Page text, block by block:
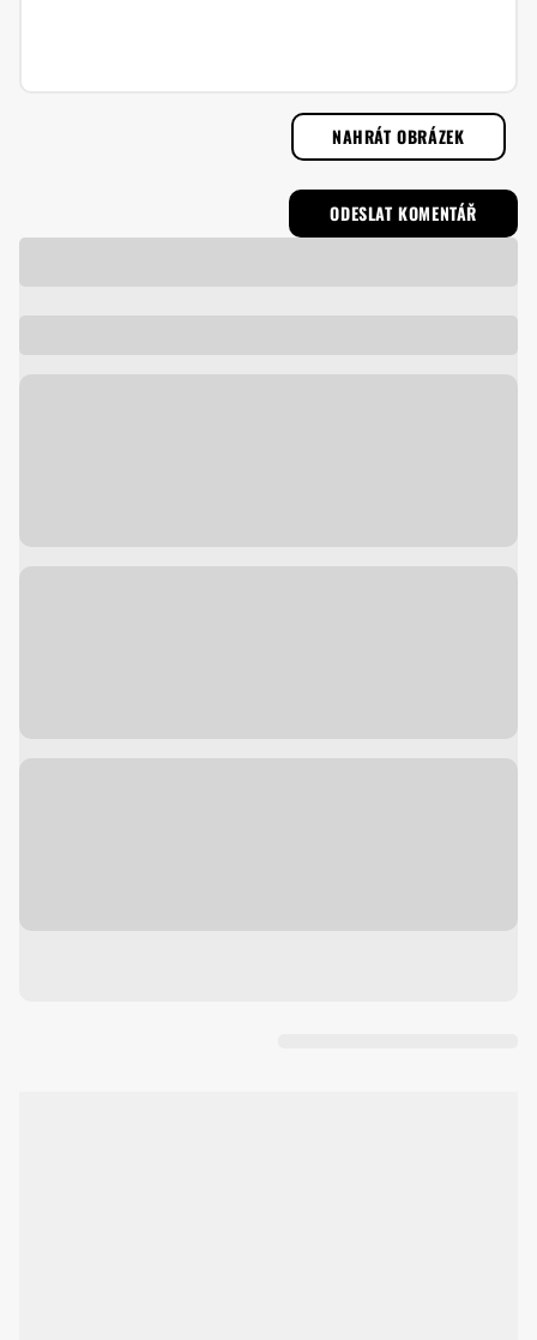
NAHRÁT OBRÁZEK